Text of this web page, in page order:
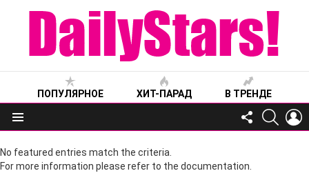
ПОПУЛЯРНОЕ ХИТ-ПАРАД В ТРЕНДЕ
Меню
FOLLOW
US
No featured entries match the criteria.
For more information please refer to the documentation.